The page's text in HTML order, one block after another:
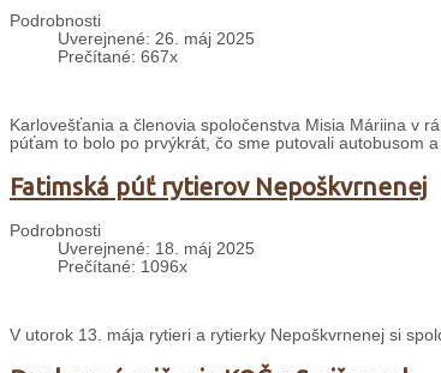
Podrobnosti
Uverejnené: 26. máj 2025
Prečítané: 667x
Karlovešťania a členovia spoločenstva Misia Máriina v
púťam to bolo po prvýkrát, čo sme putovali autobusom a
Fatimská púť rytierov Nepoškvrnenej
Podrobnosti
Uverejnené: 18. máj 2025
Prečítané: 1096x
V utorok 13. mája rytieri a rytierky Nepoškvrnenej si